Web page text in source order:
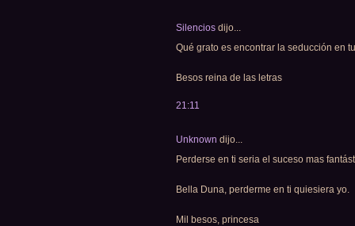
Silencios dijo...
Qué grato es encontrar la seducción en
Besos reina de las letras
21:11
Unknown dijo...
Perderse en ti seria el suceso mas
Bella Duna, perderme en ti quiesiera yo.
Mil besos, princesa